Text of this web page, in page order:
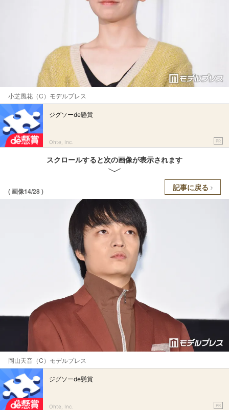
小芝風花（C）モデルプレス
ジグソーde懸賞
Ohte, Inc. PR
スクロールすると次の画像が表示されます
( 画像14/28 ) 記事に戻る
岡山天音（C）モデルプレス
ジグソーde懸賞
Ohte, Inc. PR